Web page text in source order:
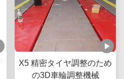
X5 精密タイヤ調整のため
の3D車輪調整機械